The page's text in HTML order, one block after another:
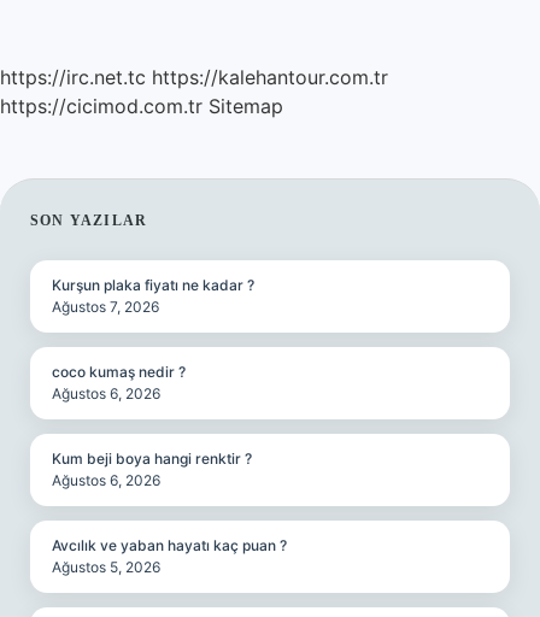
https://irc.net.tc https://kalehantour.com.tr
https://cicimod.com.tr Sitemap
SIDEBAR
SON YAZILAR
Kurşun plaka fiyatı ne kadar ?
Ağustos 7, 2026
coco kumaş nedir ?
Ağustos 6, 2026
Kum beji boya hangi renktir ?
Ağustos 6, 2026
Avcılık ve yaban hayatı kaç puan ?
Ağustos 5, 2026